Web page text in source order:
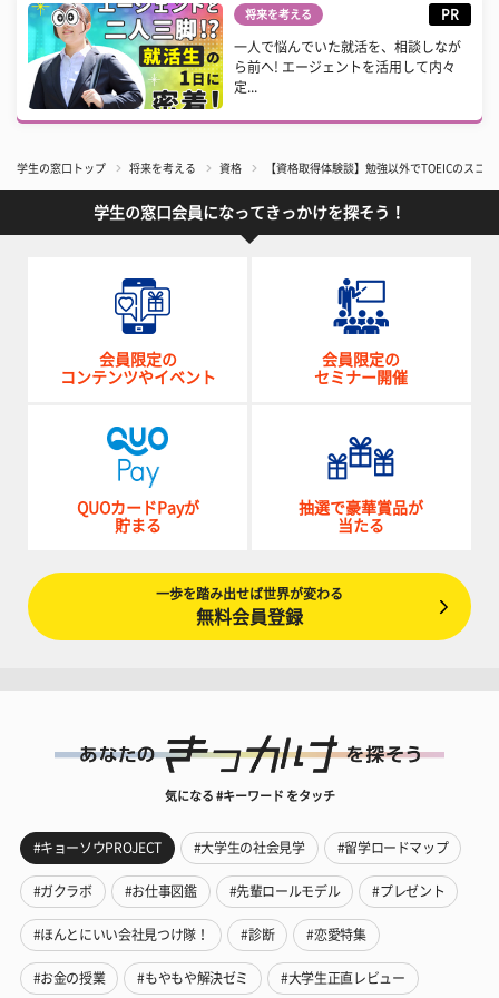
将来を考える PR
一人で悩んでいた就活を、相談しなが
ら前へ! エージェントを活用して内々
定...
学生の窓口トップ 将来を考える 資格 【資格取得体験談】勉強以外でTOEICのスコ
学生の窓口会員になってきっかけを探そう！
会員限定の
コンテンツやイベント
会員限定の
セミナー開催
QUOカードPayが
貯まる
抽選で豪華賞品が
当たる
一歩を踏み出せば世界が変わる
無料会員登録
気になる #キーワード をタッチ
#キョーソウPROJECT #大学生の社会見学 #留学ロードマップ
#ガクラボ #お仕事図鑑 #先輩ロールモデル #プレゼント
#ほんとにいい会社見つけ隊！ #診断 #恋愛特集
#お金の授業 #もやもや解決ゼミ #大学生正直レビュー